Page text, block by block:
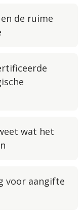
de ruime
wat het
voor aangifte